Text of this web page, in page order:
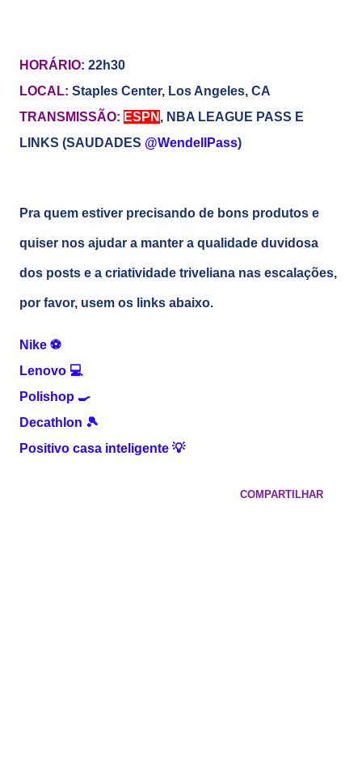
HORÁRIO: 22h30
LOCAL: Staples Center, Los Angeles, CA
TRANSMISSÃO: ESPN , NBA LEAGUE PASS E
LINKS (SAUDADES @WendellPass)
Pra quem estiver precisando de bons produtos e
quiser nos ajudar a manter a qualidade duvidosa
dos posts e a criatividade triveliana nas escalações,
por favor, usem os links abaixo.
Nike ⚽
Lenovo 💻
Polishop 🍳
Decathlon 🎾
Positivo casa inteligente 💡
COMPARTILHAR